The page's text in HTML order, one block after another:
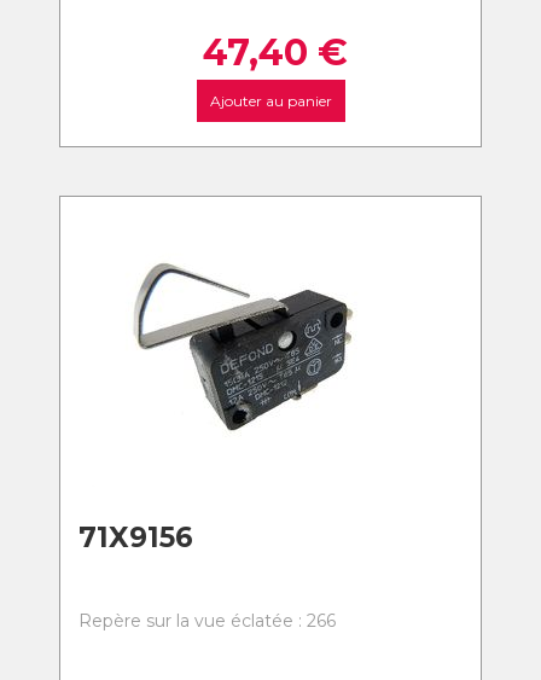
47,40 €
Ajouter au panier
71X9156
Repère sur la vue éclatée : 266